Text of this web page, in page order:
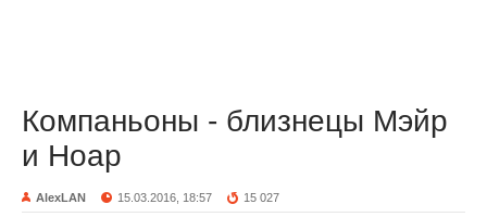
Компаньоны - близнецы Мэйр
и Ноар
AlexLAN 15.03.2016, 18:57 15 027